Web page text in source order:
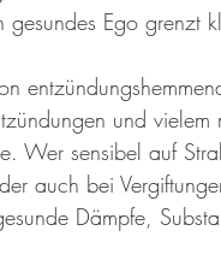
Ego grenzt
und vielem
Wer sensibel auf
auch bei
Dämpfe,